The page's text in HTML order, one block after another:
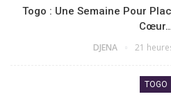
Togo : Une Semaine Pour
Cœur…
DJENA 21
TOGO